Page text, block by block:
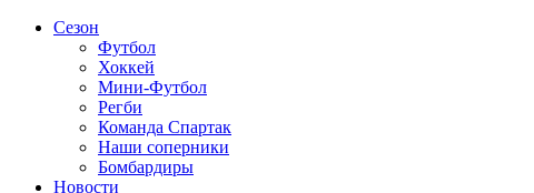
Сезон
Футбол
Хоккей
Мини-Футбол
Регби
Команда Спартак
Наши соперники
Бомбардиры
Новости